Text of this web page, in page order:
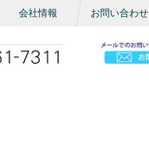
会社情報 お問い合わせ